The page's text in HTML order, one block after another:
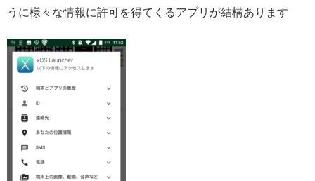
うに様々な情報に許可を得てくるアプリが結構あります